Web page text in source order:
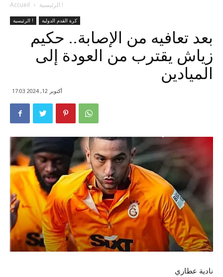
Accueil الرئيسية !
الرئيسية ! كرة القدم الدولية
بعد تعافيه من الإصابة.. حكيم
زياش يقترب من العودة إلى
الميادين
أكتوبر 12, 2024 17:03
نادية عطاري